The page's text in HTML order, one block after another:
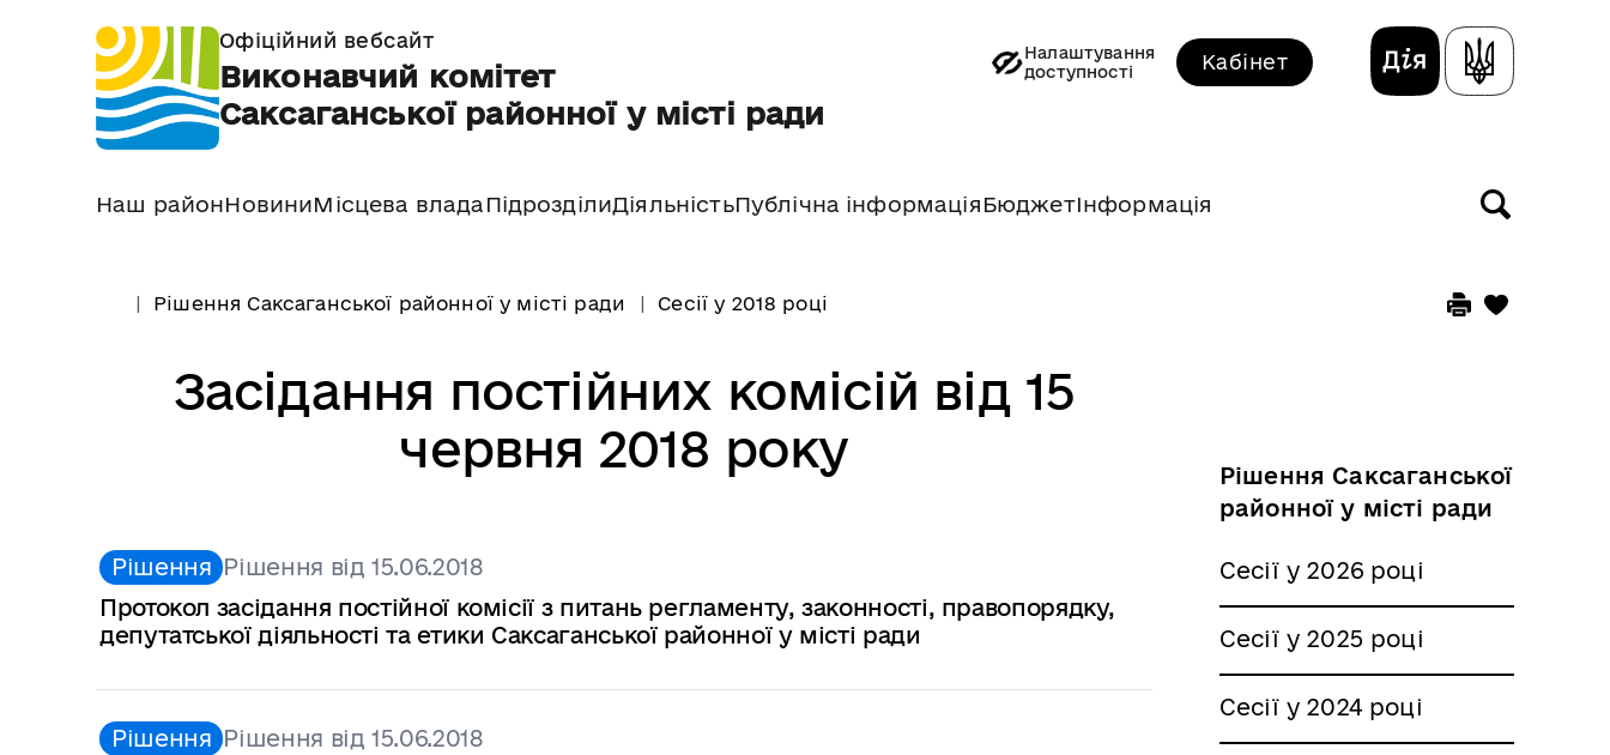
Офіційний вебсайт
Виконавчий комітет
Саксаганської районної у місті ради
Налаштування
доступності
Кабінет
Наш районНовиниМісцева влада ПідрозділиДіяльністьПублічна інформація БюджетІнформація
Рішення Саксаганської районної у місті ради Сесії у 2018 році
Засідання постійних комісій від 15
червня 2018 року
Рішення Рішення від 15.06.2018
Протокол засідання постійної комісії з питань регламенту, законності, правопорядку,
депутатської діяльності та етики Саксаганської районної у місті ради
Рішення Рішення від 15.06.2018
Рішення Саксаганської
районної у місті ради
Сесії у 2026 році
Сесії у 2025 році
Сесії у 2024 році